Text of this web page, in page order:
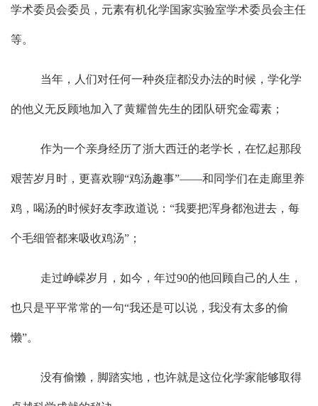
学术委员会委员，元素有机化学国家实验室学术委员会主任
等。
当年，人们对任何一种炎症都没办法的时候，学化学
的他义无反顾地加入了黄耀曾先生的团队研究金霉素；
作为一个亲身经历了浙大西迁的老学长，在忆起那段
艰苦岁月时，更喜欢聊“鸡汤趣事”——和同学们在走廊里养
鸡，喝汤的时候好友李政道说：“我要把浑身都泡进去，每
个毛细管都来吸收鸡汤”；
走过峥嵘岁月，如今，年过90的他回顾自己的人生，
也只是平平常常的一句“我还是可以说，我没有太多的偷
懒”。
没有偷懒，脚踏实地，也许就是这位化学家能够取得